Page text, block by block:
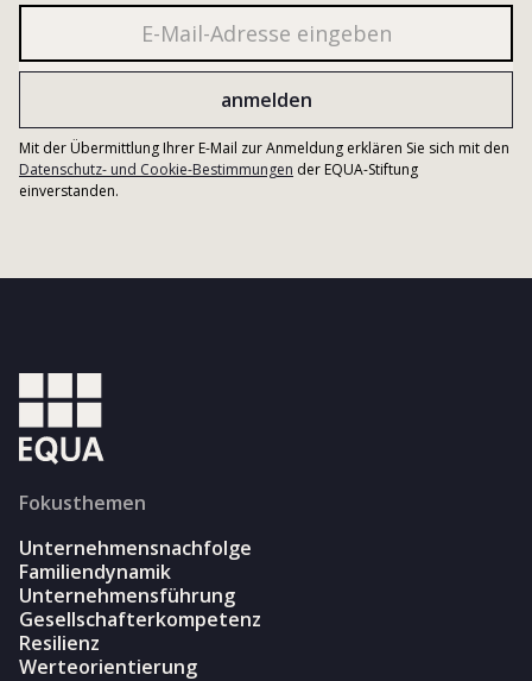
Mit der Übermittlung Ihrer E-Mail zur Anmeldung erklären Sie sich mit den
Datenschutz- und Cookie-Bestimmungen der EQUA-Stiftung
einverstanden.
Fokusthemen
Unternehmensnachfolge
Familiendynamik
Unternehmensführung
Gesellschafterkompetenz
Resilienz
Werteorientierung